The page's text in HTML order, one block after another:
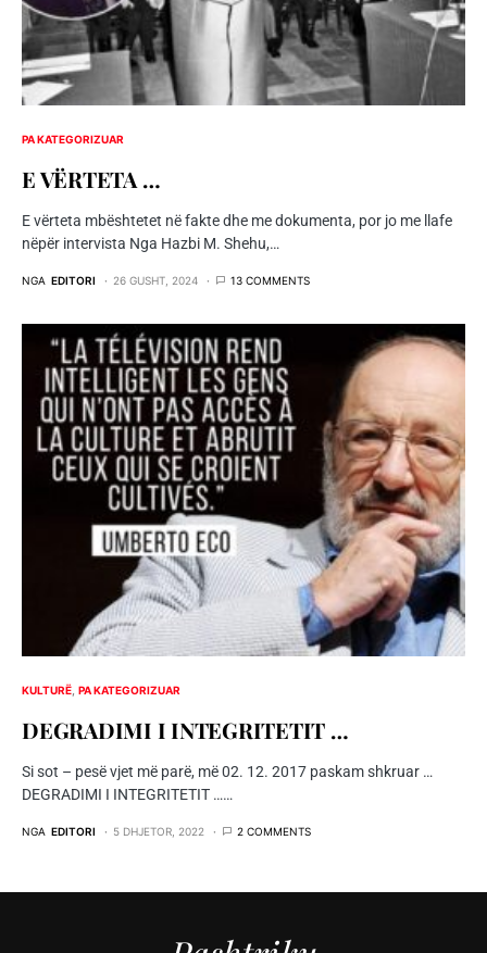
PA KATEGORIZUAR
E VËRTETA …
E vërteta mbështetet në fakte dhe me dokumenta, por jo me llafe
nëpër intervista Nga Hazbi M. Shehu,…
NGA EDITORI 26 GUSHT, 2024 13 COMMENTS
KULTURË PA KATEGORIZUAR
DEGRADIMI I INTEGRITETIT …
Si sot – pesë vjet më parë, më 02. 12. 2017 paskam shkruar …
DEGRADIMI I INTEGRITETIT ……
NGA EDITORI 5 DHJETOR, 2022 2 COMMENTS